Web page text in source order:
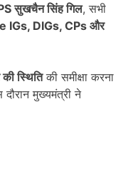
सुखचैन सिंह गिल, सभी
IGs, DIGs, CPsऔर
स्थितिकी समीक्षा करना
मुख्यमंत्री ने